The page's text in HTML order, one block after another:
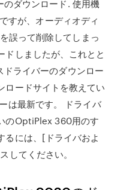
ダウンロード. 使用機
すが、オーディオディ
誤って削除してしまっ
ドしましたが、これとと
ライバーのダウンロー
ロードサイトを教えてい
は最新です。 ドライバ
のOptiPlex 360用のす
るには、[ドライバおよ
してください。